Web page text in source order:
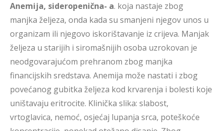
Anemija, sideropenična- a. koja nastaje zbog
manjka željeza, onda kada su smanjeni njegov unos u
organizam ili njegovo iskorištavanje iz crijeva. Manjak
željeza u starijih i siromašnijih osoba uzrokovan je
neodgovarajućom prehranom zbog manjka
financijskih sredstava. Anemija može nastati i zbog
povećanog gubitka željeza kod krvarenja i bolesti koje
uništavaju eritrocite. Klinička slika: slabost,
vrtoglavica, nemoć, osjećaj lupanja srca, poteškoće